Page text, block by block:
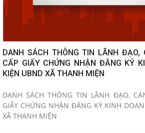
DANH SÁCH THÔNG TIN LÃNH ĐẠO,
CẤP GIẤY CHỨNG NHẬN ĐĂNG KÝ
KIỆN UBND XÃ THANH MIỆN
DANH SÁCH THÔNG TIN LÃNH ĐẠO,
GIẤY CHỨNG NHẬN ĐĂNG KÝ KINH
XÃ THANH MIỆN